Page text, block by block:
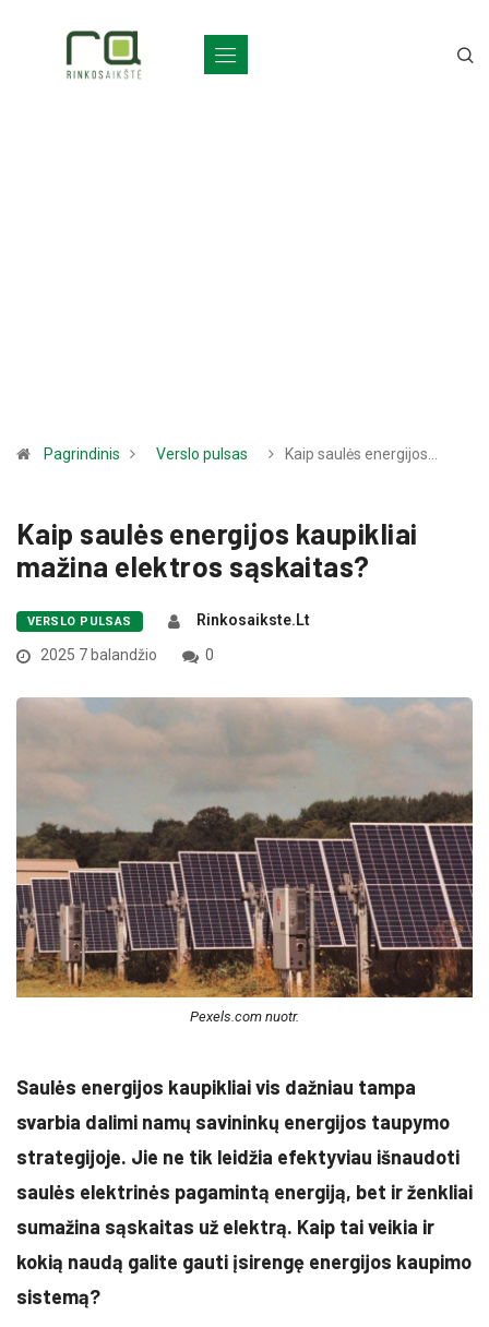
Pagrindinis Verslo pulsas Kaip saulės energijos…
Kaip saulės energijos kaupikliai
mažina elektros sąskaitas?
VERSLO PULSAS
Rinkosaikste.lt
2025 7 balandžio
0
Pexels.com nuotr.
Saulės energijos kaupikliai vis dažniau tampa
svarbia dalimi namų savininkų energijos taupymo
strategijoje. Jie ne tik leidžia efektyviau išnaudoti
saulės elektrinės pagamintą energiją, bet ir ženkliai
sumažina sąskaitas už elektrą. Kaip tai veikia ir
kokią naudą galite gauti įsirengę energijos kaupimo
sistemą?